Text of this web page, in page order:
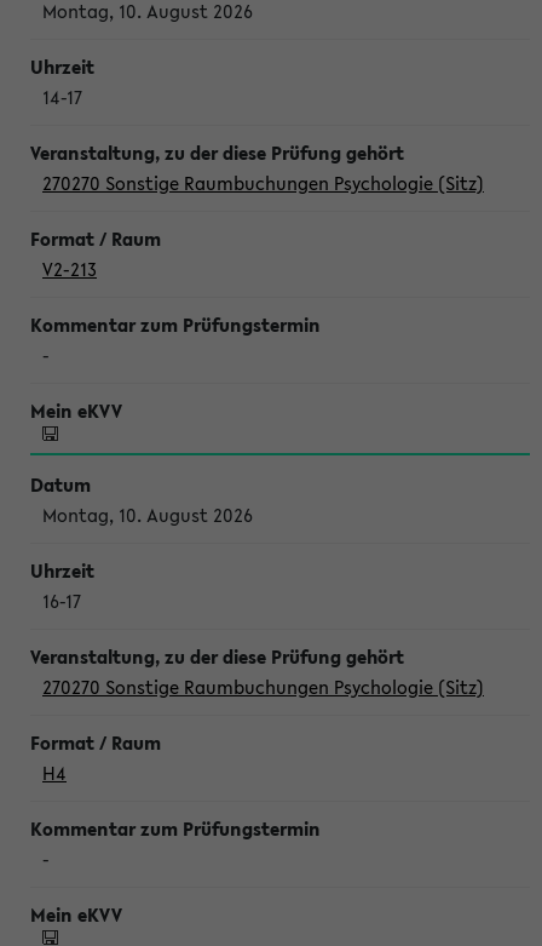
Montag, 10. August 2026
14-17
270270 Sonstige Raumbuchungen Psychologie (Sitz)
V2-213
-
Montag, 10. August 2026
16-17
270270 Sonstige Raumbuchungen Psychologie (Sitz)
H4
-